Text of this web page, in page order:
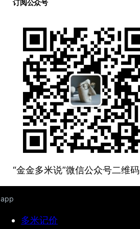
订阅公众号
“金金多米说”微信公众号二维码
app
多米记价